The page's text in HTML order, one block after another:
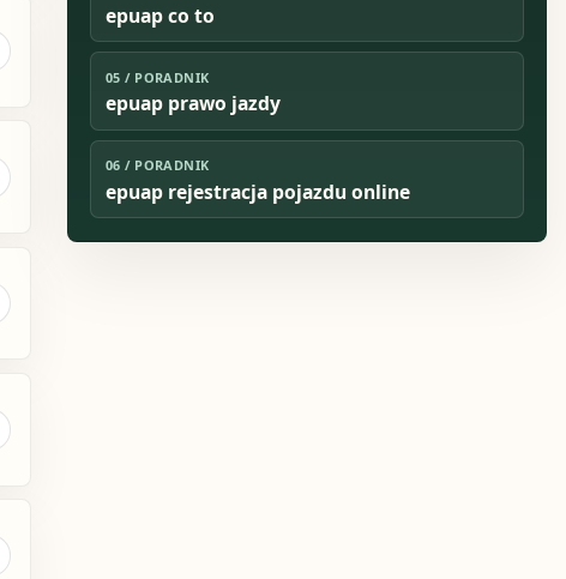
epuap co to
05 / PORADNIK
epuap prawo jazdy
06 / PORADNIK
epuap rejestracja pojazdu online